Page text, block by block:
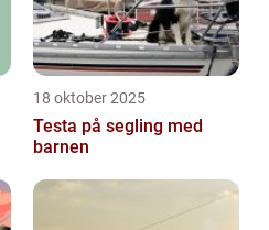
18 oktober 2025
Testa på segling med
barnen